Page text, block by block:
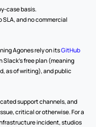
case basis.
and no commercial
Agones rely on its GitHub
Slack's free plan (meaning
as of writing), and public
support channels, and
critical or otherwise. For a
incident, studios